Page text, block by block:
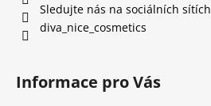
Sledujte nás na sociálních sítích
diva_nice_cosmetics
Informace pro Vás